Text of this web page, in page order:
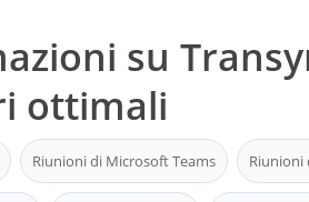
su
ottimali
Riunioni di Microsoft Teams Riunioni